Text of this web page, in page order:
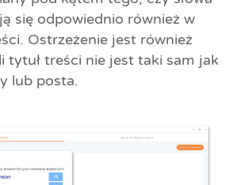
się odpowiednio również w
Ostrzeżenie jest również
tytuł treści nie jest taki sam jak
lub posta.